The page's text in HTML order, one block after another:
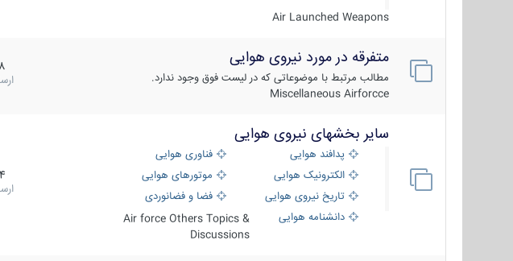
Air Launched Weapons
متفرقه در مورد نیروی هوایی
مطالب مرتبط با موضوعاتی که در لیست فوق وجود ندارد.
Miscellaneous Airforcce
سایر بخشهای نیروی هوایی
پدافند هوایی
فناوری هوایی
الکترونیک هوایی
موتورهای هوایی
تاریخ نیروی هوایی
فضا و فضانوردی
دانشنامه هوایی
Air force Others Topics &
Discussions